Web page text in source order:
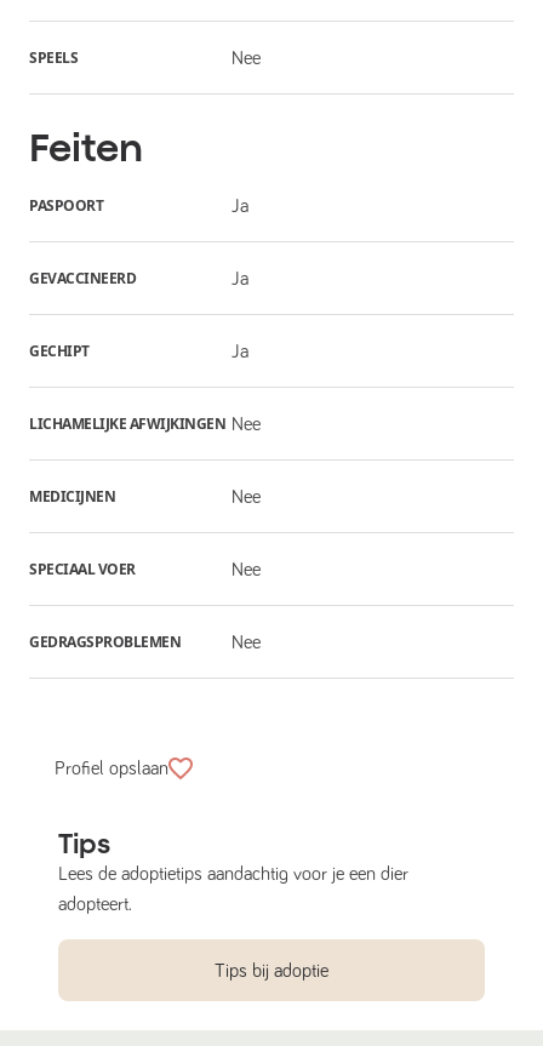
SPEELS Nee
Feiten
PASPOORT Ja
GEVACCINEERD Ja
GECHIPT Ja
LICHAMELIJKE AFWIJKINGEN Nee
MEDICIJNEN Nee
SPECIAAL VOER Nee
GEDRAGSPROBLEMEN Nee
Profiel opslaan
Tips
Lees de adoptietips aandachtig voor je een dier
adopteert.
Tips bij adoptie